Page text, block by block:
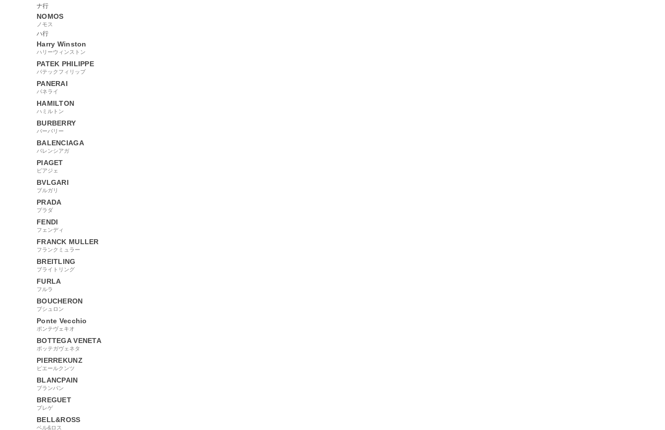
ナ行
NOMOS
ノモス
ハ行
Harry Winston
ハリーウィンストン
PATEK PHILIPPE
パテックフィリップ
PANERAI
パネライ
HAMILTON
ハミルトン
BURBERRY
バーバリー
BALENCIAGA
バレンシアガ
PIAGET
ピアジェ
BVLGARI
ブルガリ
PRADA
プラダ
FENDI
フェンディ
FRANCK MULLER
フランクミュラー
BREITLING
ブライトリング
FURLA
フルラ
BOUCHERON
ブシュロン
Ponte Vecchio
ポンテヴェキオ
BOTTEGA VENETA
ボッテガヴェネタ
PIERREKUNZ
ピエールクンツ
BLANCPAIN
ブランパン
BREGUET
ブレゲ
BELL&ROSS
ベル&ロス